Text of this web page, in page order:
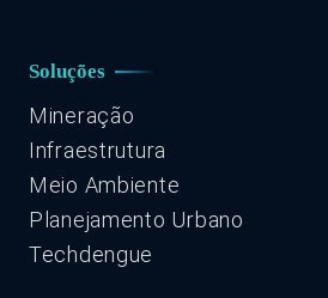
Soluções
Mineração
Infraestrutura
Meio Ambiente
Planejamento Urbano
Techdengue